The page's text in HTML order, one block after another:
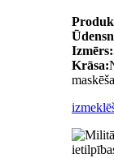
Izmērs:
Krāsa: